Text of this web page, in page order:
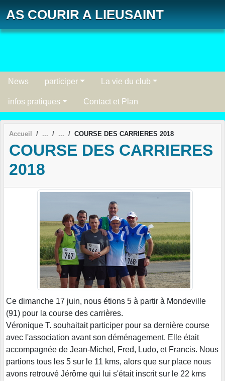
AS COURIR A LIEUSAINT
News participer La vie du club
infos pratiques Contact et Plan
Accueil COURSE DES CARRIERES 2018
COURSE DES CARRIERES
2018
Ce dimanche 17 juin, nous étions 5 à partir à Mondeville
(91) pour la course des carrières.
Véronique T. souhaitait participer pour sa dernière course
avec l'association avant son déménagement. Elle était
accompagnée de Jean-Michel, Fred, Ludo, et Francis. Nous
partions tous les 5 sur le 11 kms, alors que sur place nous
avons retrouvé Jérôme qui lui s'était inscrit sur le 22 kms